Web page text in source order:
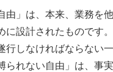
由」は、本来、業務を
に設計されたものです
行しなければならない
られない自由」は、事